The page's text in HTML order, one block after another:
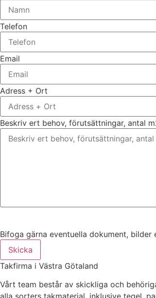
Telefon
Email
Adress + Ort
Beskriv ert behov, förutsättningar, antal
Bifoga gärna eventuella dokument, bilder
Skicka
Takfirma i Västra Götaland
Vårt team består av skickliga och